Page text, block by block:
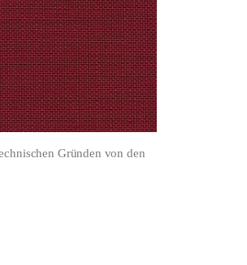
Gründen von den